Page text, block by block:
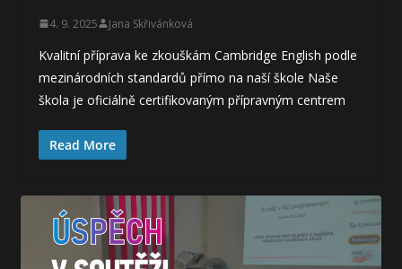
4. 9. 2025 Jana Skřivánková
Kvalitní příprava ke zkouškám Cambridge English podle
mezinárodních standardů přímo na naší škole Naše
škola je oficiálně certifikovaným přípravným centrem
Read More